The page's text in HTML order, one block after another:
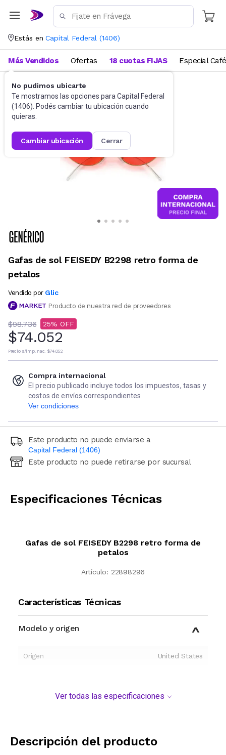
Estás en Capital Federal (1406)
No pudimos ubicarte
Te mostramos las opciones para Capital Federal
(1406). Podés cambiar tu ubicación cuando
quieras.
cambiar ubicación cerrar
Más Vendidos Ofertas 18 cuotas FIJAS Especial Café
Accesorios Anteojos de sol
Gafas de sol FEISEDY B2298 retro forma de
petalos
Vendido por Glic
Producto de nuestra red de proveedores
$98.736 25
$74.052
Precio s/imp. nac. $74.052
Compra internacional
El precio publicado incluye todos los impuestos, tasas y
costos de envíos correspondientes
Ver condiciones
Este producto no puede enviarse a
Capital Federal (1406)
Ingresá código postal (sólo números)
Este producto no puede retirarse por sucursal
Especificaciones Técnicas
Gafas de sol FEISEDY B2298 retro forma de
petalos
Artículo: 22898296
Características Técnicas
Modelo y origen
Origen United States
Ver todas las especificaciones
Descripción del producto